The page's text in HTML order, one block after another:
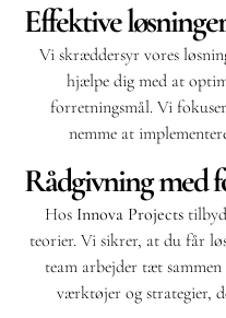
Effektive
Vi skræddersyr vores
hjælpe dig med at
forretningsmål. Vi
nemme at
Rådgivning med
Hos Innova Projects
teorier. Vi sikrer, at du får
team arbejder tæt
værktøjer og strategier,